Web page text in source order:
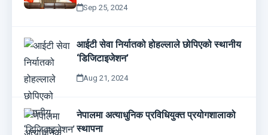
Sep 25, 2024
आईटी सेवा निर्यातको होहल्लाले छोपिएको स्थानीय
‘डिजिटाइजेशन’
Aug 21, 2024
नेपालमा अत्याधुनिक प्रविधियुक्त प्रयोगशालाको
स्थापना